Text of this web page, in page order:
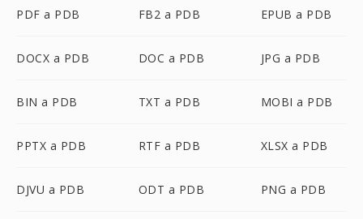
PDF a PDB FB2 a PDB EPUB a PDB
DOCX a PDB DOC a PDB JPG a PDB
BIN a PDB TXT a PDB MOBI a PDB
PPTX a PDB RTF a PDB XLSX a PDB
DJVU a PDB ODT a PDB PNG a PDB